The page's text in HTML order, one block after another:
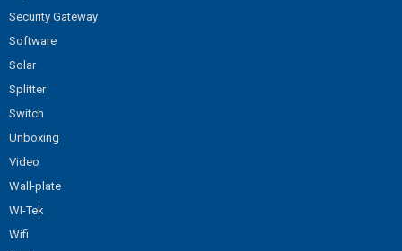
Security Gateway
Software
Solar
Splitter
Switch
Unboxing
Video
Wall-plate
WI-Tek
Wifi